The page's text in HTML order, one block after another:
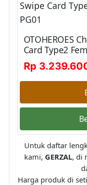
OTOHEROES
Card Type2
Rp
Untuk daftar
kami, GERZAL, di
Harga produk di